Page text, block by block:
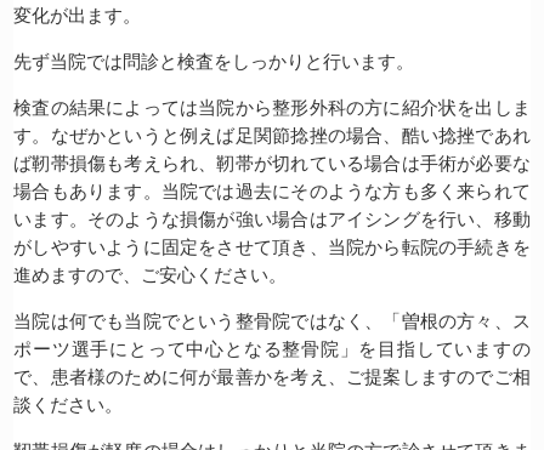
変化が出ます。
先ず当院では問診と検査をしっかりと行います。
検査の結果によっては当院から整形外科の方に紹介状を出しま
す。なぜかというと例えば足関節捻挫の場合、酷い捻挫であれ
ば靭帯損傷も考えられ、靭帯が切れている場合は手術が必要な
場合もあります。当院では過去にそのような方も多く来られて
います。そのような損傷が強い場合はアイシングを行い、移動
がしやすいように固定をさせて頂き、当院から転院の手続きを
進めますので、ご安心ください。
当院は何でも当院でという整骨院ではなく、「曽根の方々、ス
ポーツ選手にとって中心となる整骨院」を目指していますの
で、患者様のために何が最善かを考え、ご提案しますのでご相
談ください。